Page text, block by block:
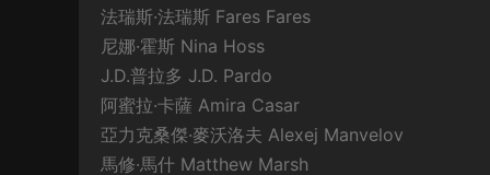
法瑞斯·法瑞斯 Fares Fares
尼娜·霍斯 Nina Hoss
J.D.普拉多 J.D. Pardo
阿蜜拉·卡薩 Amira Casar
亞力克桑傑·麥沃洛夫 Alexej Manvelov
馬修·馬什 Matthew Marsh